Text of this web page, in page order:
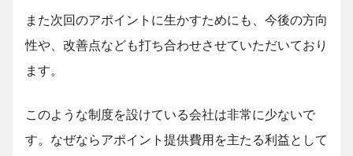
また次回のアポイントに生かすためにも、今後の方向
性や、改善点なども打ち合わせさせていただいており
ます。
このような制度を設けている会社は非常に少ないで
す。なぜならアポイント提供費用を主たる利益として